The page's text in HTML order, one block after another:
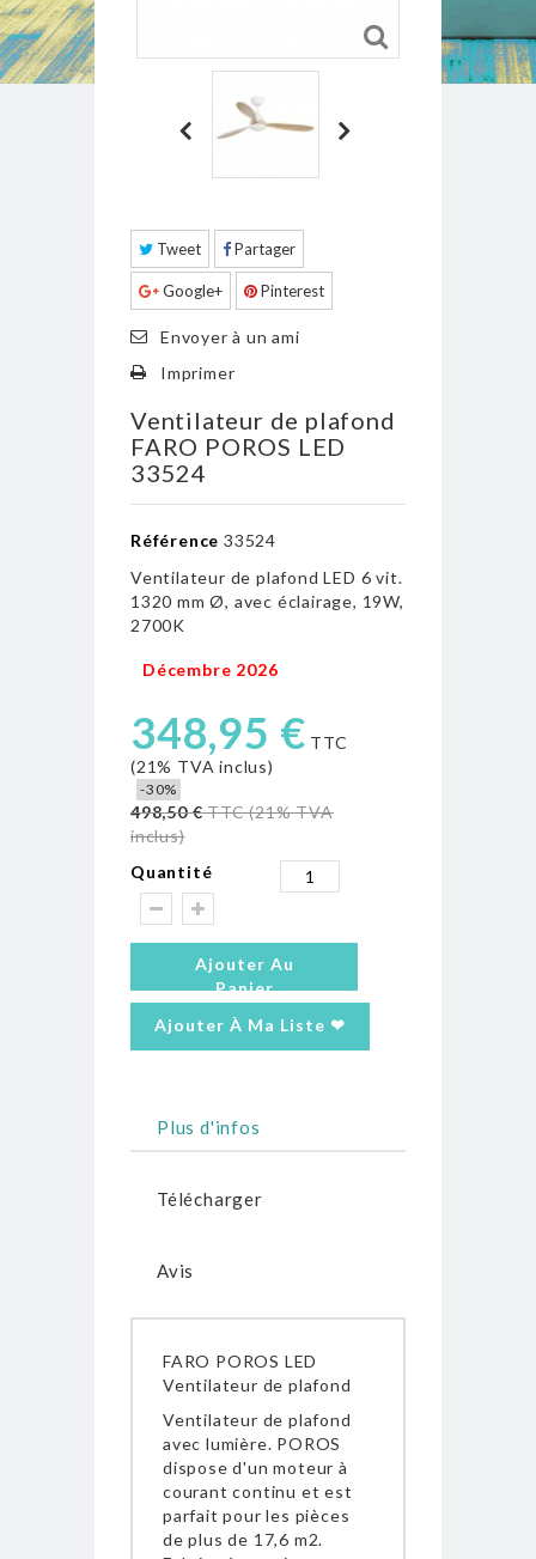
Tweet Partager
Google+ Pinterest
Envoyer à un ami
Imprimer
Ventilateur de plafond
FARO POROS LED
33524
Référence 33524
Ventilateur de plafond LED 6 vit.
1320 mm Ø, avec éclairage, 19W,
2700K
Décembre 2026
348,95 € TTC
(21% TVA inclus)
-30%
498,50 €TTC (21% TVA
inclus)
Quantité
Ajouter Au
Panier
Ajouter À Ma Liste ❤
Plus d'infos
Télécharger
Avis
FARO POROS LED
Ventilateur de plafond
Ventilateur de plafond
avec lumière. POROS
dispose d'un moteur à
courant continu et est
parfait pour les pièces
de plus de 17,6 m2.